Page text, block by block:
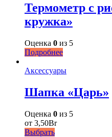
Термометр с
кружка»
Оценка 0 из 5
Подробнее
Аксессуары
Шапка «Царь»
Оценка 0 из 5
от 3,50Br
Выбрать